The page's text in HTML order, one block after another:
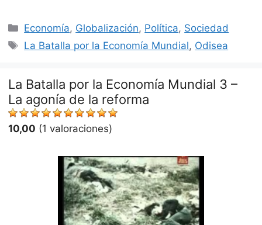
Categorías
Economía, Globalización, Política, Sociedad
Etiquetas
La Batalla por la Economía Mundial, Odisea
La Batalla por la Economía Mundial 3 –
La agonía de la reforma
10,00 (1 valoraciones)